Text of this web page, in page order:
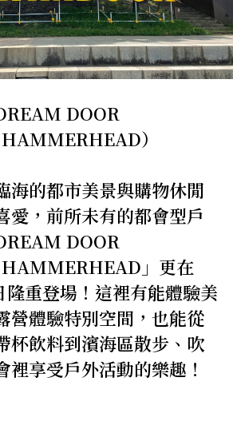
網站政策
DOOR
）
海的都市美景與購物休閒
愛，前所未有的都會型戶
DOOR
」更在
隆重登場！這裡有能體驗美
營體驗特別空間，也能從
杯飲料到濱海區散步、吹
裡享受戶外活動的樂趣！